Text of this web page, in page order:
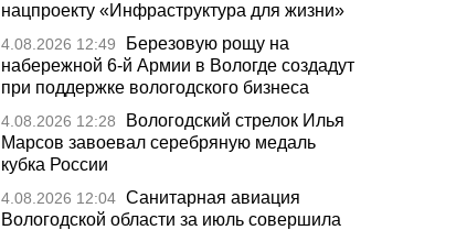
нацпроекту «Инфраструктура для жизни»
4.08.2026 12:49
Березовую рощу на
набережной 6-й Армии в Вологде создадут
при поддержке вологодского бизнеса
4.08.2026 12:28
Вологодский стрелок Илья
Марсов завоевал серебряную медаль
кубка России
4.08.2026 12:04 Санитарная авиация
Вологодской области за июль совершила